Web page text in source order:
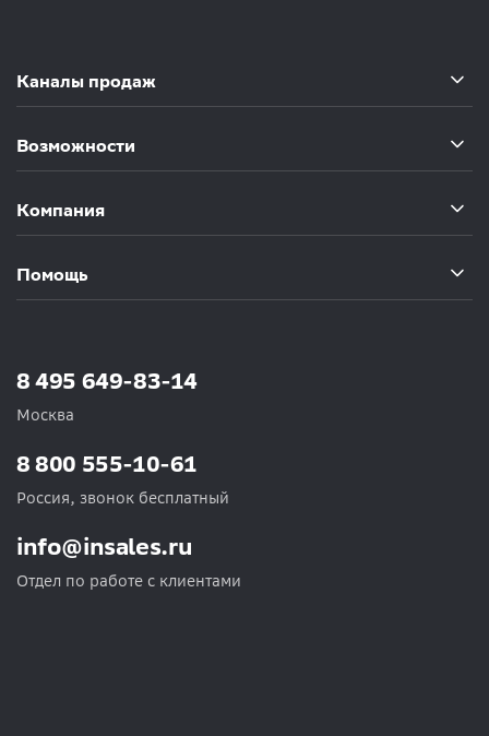
Каналы продаж
Возможности
Компания
Помощь
8 495 649-83-14
Москва
info@insales.ru
Отдел по работе с клиентами
8 800 555-10-61
Россия, звонок бесплатный